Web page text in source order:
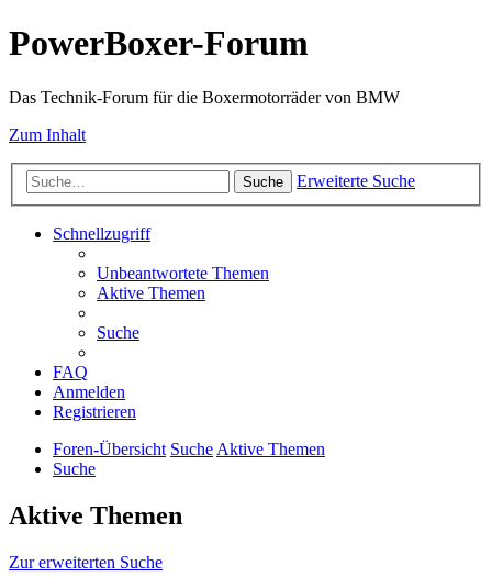
PowerBoxer-Forum
Das Technik-Forum für die Boxermotorräder von BMW
Zum Inhalt
Suche Erweiterte Suche
Schnellzugriff
Unbeantwortete Themen
Aktive Themen
Suche
FAQ
Anmelden
Registrieren
Foren-Übersicht SucheAktive Themen
Suche
Aktive Themen
Zur erweiterten Suche